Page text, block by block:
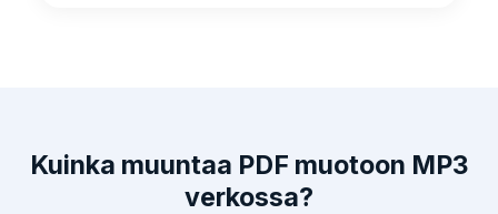
Kuinka muuntaa PDF muotoon MP3
verkossa?